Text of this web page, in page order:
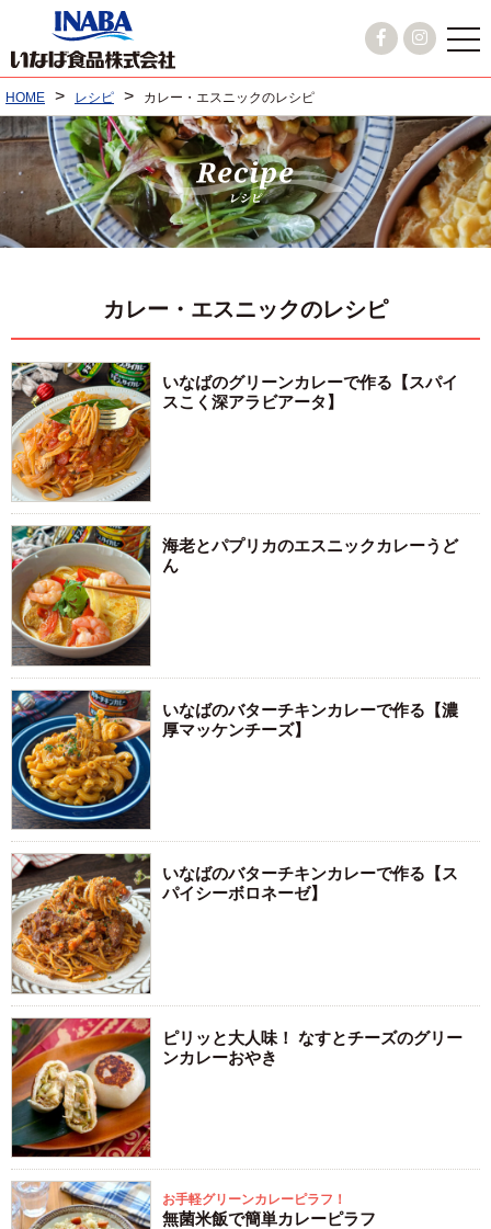
HOME > レシピ > カレー・エスニックのレシピ
カレー・エスニックのレシピ
いなばのグリーンカレーで作る【スパイ
スこく深アラビアータ】
海老とパプリカのエスニックカレーうど
ん
いなばのバターチキンカレーで作る【濃
厚マッケンチーズ】
いなばのバターチキンカレーで作る【ス
パイシーボロネーゼ】
ピリッと大人味！ なすとチーズのグリー
ンカレーおやき
お手軽グリーンカレーピラフ！
無菌米飯で簡単カレーピラフ